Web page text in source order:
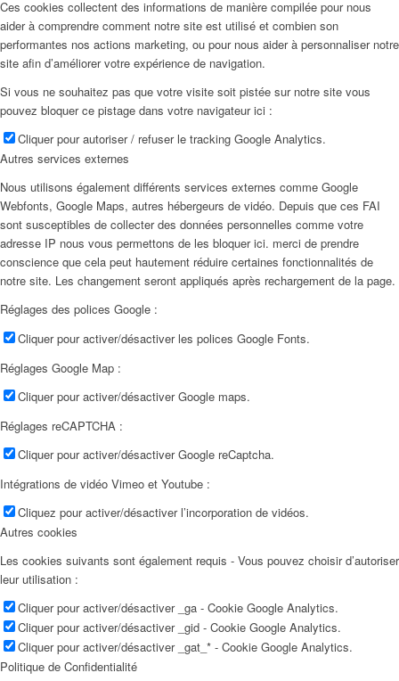
Ces cookies collectent des informations de manière compilée pour nous
aider à comprendre comment notre site est utilisé et combien son
performantes nos actions marketing, ou pour nous aider à personnaliser notre
site afin d’améliorer votre expérience de navigation.
Si vous ne souhaitez pas que votre visite soit pistée sur notre site vous
pouvez bloquer ce pistage dans votre navigateur ici :
Cliquer pour autoriser / refuser le tracking Google Analytics.
Autres services externes
Nous utilisons également différents services externes comme Google
Webfonts, Google Maps, autres hébergeurs de vidéo. Depuis que ces FAI
sont susceptibles de collecter des données personnelles comme votre
adresse IP nous vous permettons de les bloquer ici. merci de prendre
conscience que cela peut hautement réduire certaines fonctionnalités de
notre site. Les changement seront appliqués après rechargement de la page.
Réglages des polices Google :
Cliquer pour activer/désactiver les polices Google Fonts.
Réglages Google Map :
Cliquer pour activer/désactiver Google maps.
Réglages reCAPTCHA :
Cliquer pour activer/désactiver Google reCaptcha.
Intégrations de vidéo Vimeo et Youtube :
Cliquez pour activer/désactiver l’incorporation de vidéos.
Autres cookies
Les cookies suivants sont également requis - Vous pouvez choisir d’autoriser
leur utilisation :
Cliquer pour activer/désactiver _ga - Cookie Google Analytics.
Cliquer pour activer/désactiver _gid - Cookie Google Analytics.
Cliquer pour activer/désactiver _gat_* - Cookie Google Analytics.
Politique de Confidentialité